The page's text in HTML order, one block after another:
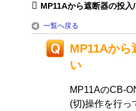
MP11Aから遮断器の投入
一覧へ戻る
MP11Aから
い
MP11AのCB-
(切)操作を行っ